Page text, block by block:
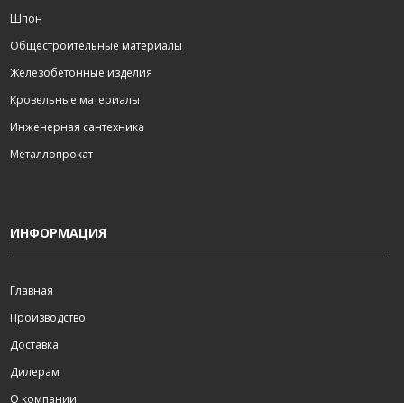
Шпон
Общестроительные материалы
Железобетонные изделия
Кровельные материалы
Инженерная сантехника
Металлопрокат
ИНФОРМАЦИЯ
Главная
Производство
Доставка
Дилерам
О компании